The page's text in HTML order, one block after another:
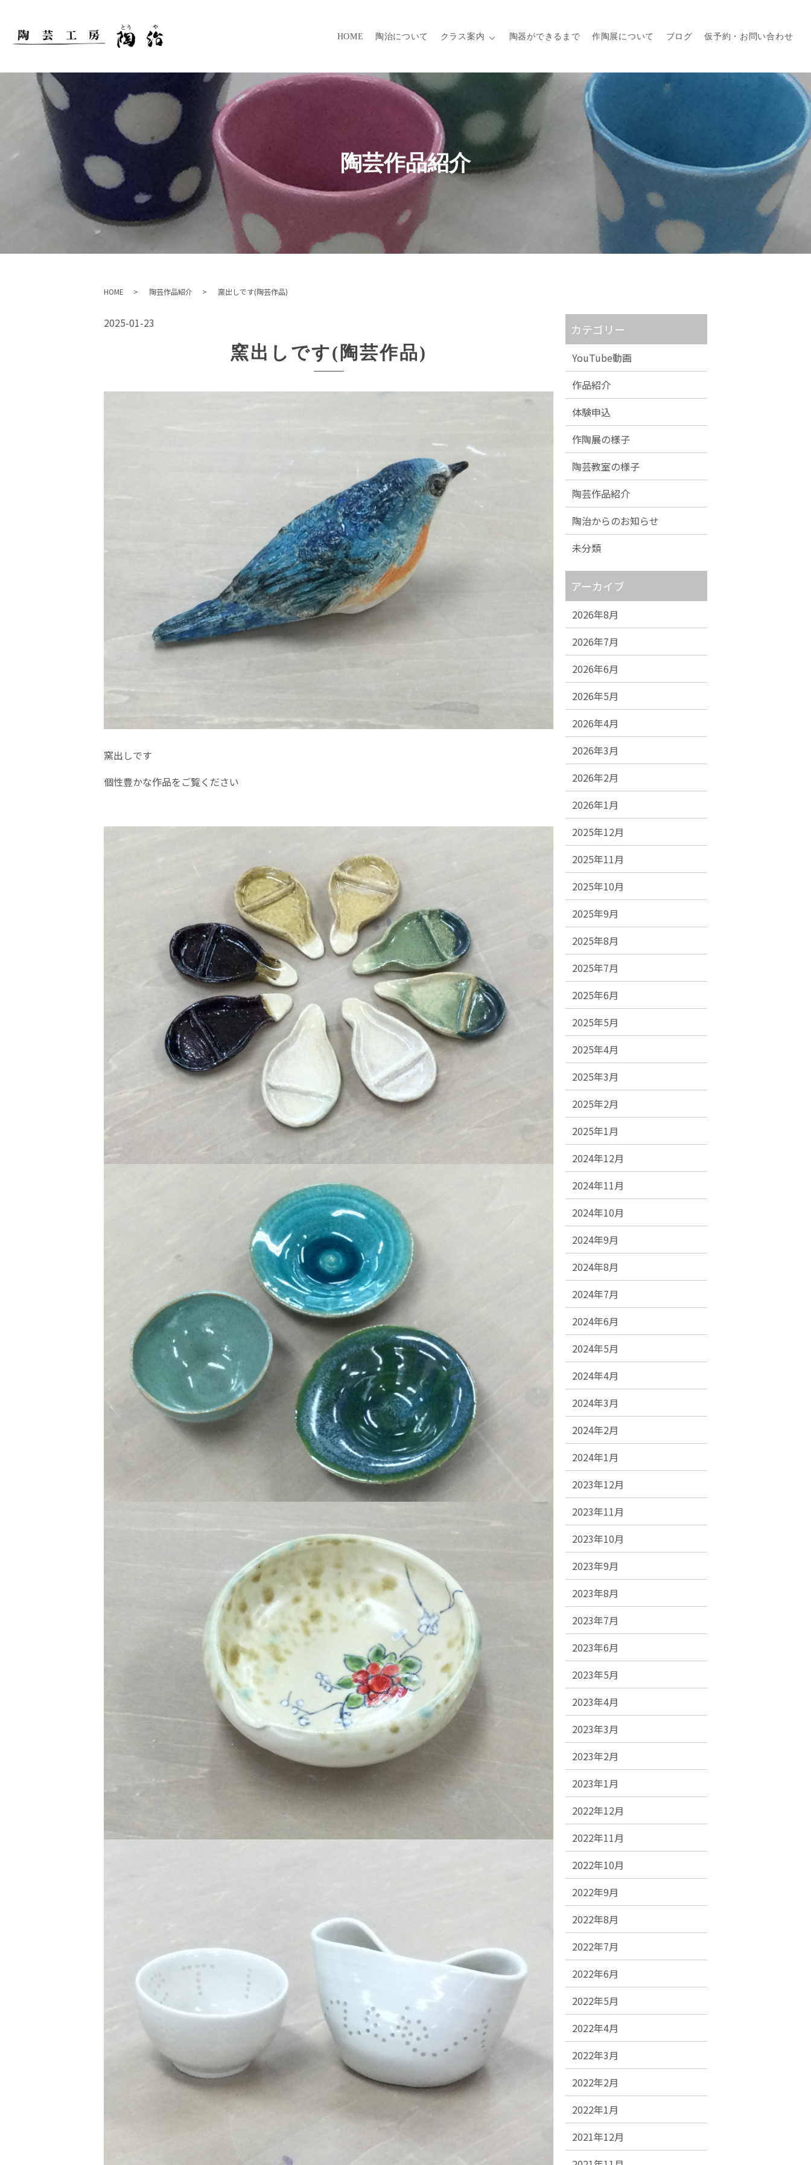
HOME 陶治について クラス案内 陶器ができるまで 作陶展について ブログ 仮予約・お問い合わせ
陶芸作品紹介
HOME 陶芸作品紹介 窯出しです(陶芸作品)
2025-01-23
窯出しです(陶芸作品)
窯出しです
個性豊かな作品をご覧ください
カテゴリー
YouTube動画
作品紹介
体験申込
作陶展の様子
陶芸教室の様子
陶芸作品紹介
陶治からのお知らせ
未分類
アーカイブ
2026年8月
2026年7月
2026年6月
2026年5月
2026年4月
2026年3月
2026年2月
2026年1月
2025年12月
2025年11月
2025年10月
2025年9月
2025年8月
2025年7月
2025年6月
2025年5月
2025年4月
2025年3月
2025年2月
2025年1月
2024年12月
2024年11月
2024年10月
2024年9月
2024年8月
2024年7月
2024年6月
2024年5月
2024年4月
2024年3月
2024年2月
2024年1月
2023年12月
2023年11月
2023年10月
2023年9月
2023年8月
2023年7月
2023年6月
2023年5月
2023年4月
2023年3月
2023年2月
2023年1月
2022年12月
2022年11月
2022年10月
2022年9月
2022年8月
2022年7月
2022年6月
2022年5月
2022年4月
2022年3月
2022年2月
2022年1月
2021年12月